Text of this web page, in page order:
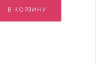
В КОРЗИНУ